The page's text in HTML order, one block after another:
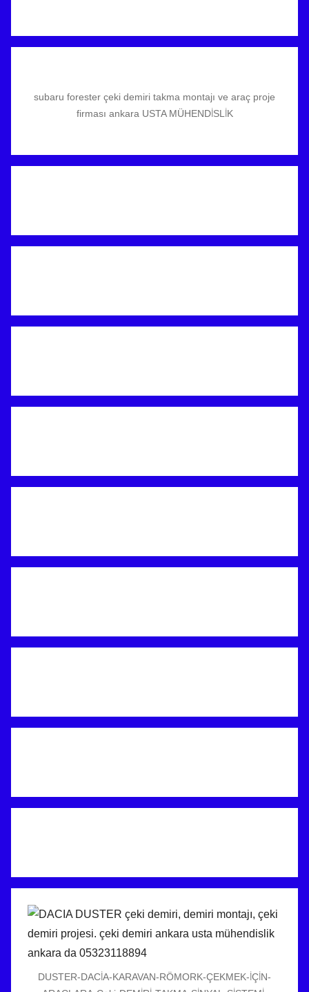
subaru forester çeki demiri takma montajı ve araç proje
firması ankara USTA MÜHENDİSLİK
DUSTER-DACİA-KARAVAN-RÖMORK-ÇEKMEK-İÇİN-